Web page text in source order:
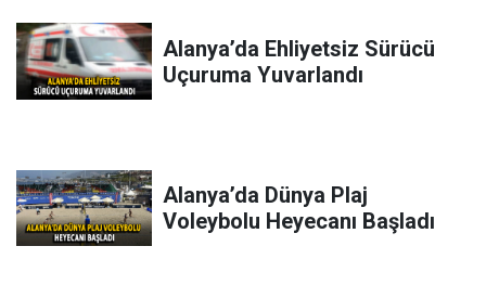
Alanya’da Ehliyetsiz Sürücü
Uçuruma Yuvarlandı
Alanya’da Dünya Plaj
Voleybolu Heyecanı Başladı